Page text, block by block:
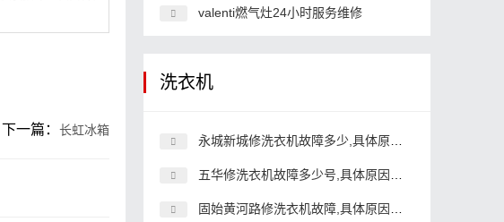
下一篇： 长虹冰箱
valenti燃气灶24小时服务维修
洗衣机
永城新城修洗衣机故障多少,具体原因和详细解决方法
五华修洗衣机故障多少号,具体原因和详细解决方法
固始黄河路修洗衣机故障,具体原因和详细解决方法